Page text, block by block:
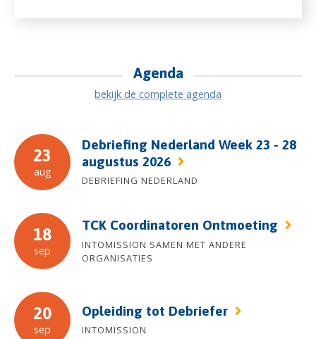
Agenda
bekijk de complete agenda
23
aug
Debriefing Nederland Week 23 - 28
augustus 2026
DEBRIEFING NEDERLAND
18
sep
TCK Coordinatoren Ontmoeting
INTOMISSION SAMEN MET ANDERE
ORGANISATIES
20
sep
Opleiding tot Debriefer
INTOMISSION